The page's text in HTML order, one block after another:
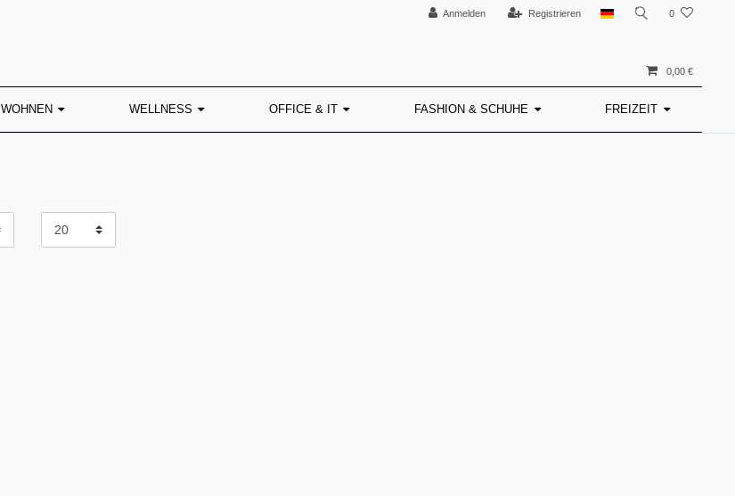
Anmelden Registrieren 0
0,00 €
WOHNEN WELLNESS OFFICE & IT FASHION & SCHUHE FREIZEIT